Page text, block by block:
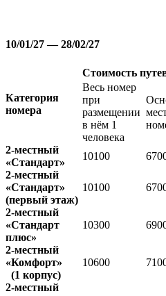
10/01/27 — 28/02/27
Категория
номера
Стоимость
Весь номер
при
размещении
в нём 1
человека
2-местный
«Стандарт»
10100
2-местный
«Стандарт»
(первый этаж)
10100
2-местный
«Стандарт
плюс»
10300
2-местный
«Комфорт»
(1 корпус)
10600
2-местный